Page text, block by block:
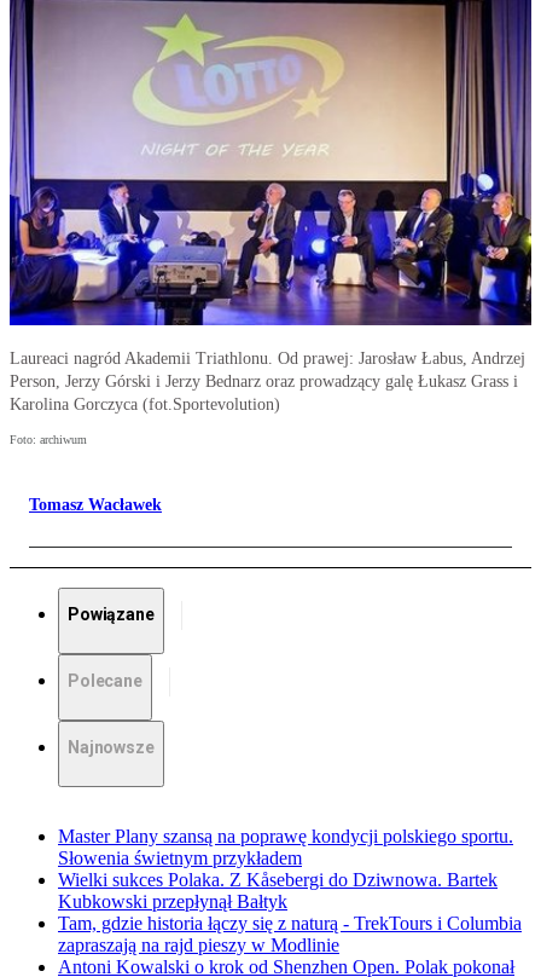
Laureaci nagród Akademii Triathlonu. Od prawej: Jarosław Łabus, Andrzej
Person, Jerzy Górski i Jerzy Bednarz oraz prowadzący galę Łukasz Grass i
Karolina Gorczyca (fot.Sportevolution)
Foto: archiwum
Tomasz Wacławek
Powiązane
Polecane
Najnowsze
Master Plany szansą na poprawę kondycji polskiego sportu.
Słowenia świetnym przykładem
Wielki sukces Polaka. Z Kåsebergi do Dziwnowa. Bartek
Kubkowski przepłynął Bałtyk
Tam, gdzie historia łączy się z naturą - TrekTours i Columbia
zapraszają na rajd pieszy w Modlinie
Antoni Kowalski o krok od Shenzhen Open. Polak pokonał